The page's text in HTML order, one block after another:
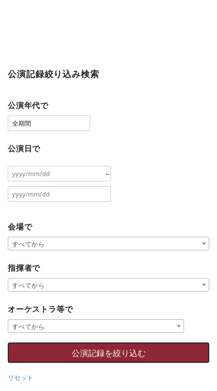
公演記録絞り込み検索
公演年代で
公演日で
～
会場で
すべてから
指揮者で
すべてから
オーケストラ等で
すべてから
リセット